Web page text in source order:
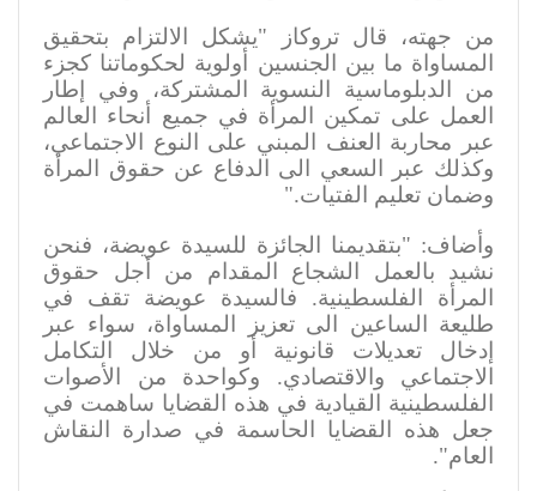
من جهته، قال تروكاز "يشكل الالتزام بتحقيق
المساواة ما بين الجنسين أولوية لحكوماتنا كجزء
من الدبلوماسية النسوية المشتركة، وفي إطار
العمل على تمكين المرأة في جميع أنحاء العالم
عبر محاربة العنف المبني على النوع الاجتماعي،
وكذلك عبر السعي الى الدفاع عن حقوق المرأة
وضمان تعليم الفتيات".
وأضاف: "بتقديمنا الجائزة للسيدة عويضة، فنحن
نشيد بالعمل الشجاع المقدام من أجل حقوق
المرأة الفلسطينية. فالسيدة عويضة تقف في
طليعة الساعين الى تعزيز المساواة، سواء عبر
إدخال تعديلات قانونية أو من خلال التكامل
الاجتماعي والاقتصادي. وكواحدة من الأصوات
الفلسطينية القيادية في هذه القضايا ساهمت في
جعل هذه القضايا الحاسمة في صدارة النقاش
العام."